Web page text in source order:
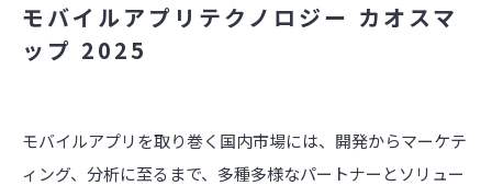
モバイルアプリテクノロジー カオスマ
ップ 2025
モバイルアプリを取り巻く国内市場には、開発からマーケテ
ィング、分析に至るまで、多種多様なパートナーとソリュー